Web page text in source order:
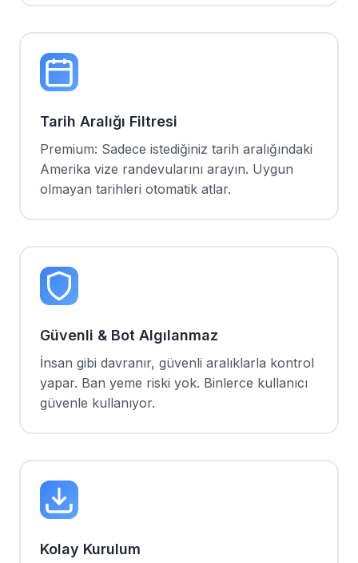
Tarih Aralığı Filtresi
Premium: Sadece istediğiniz tarih aralığındaki
Amerika vize randevularını arayın. Uygun
olmayan tarihleri otomatik atlar.
Güvenli & Bot Algılanmaz
İnsan gibi davranır, güvenli aralıklarla kontrol
yapar. Ban yeme riski yok. Binlerce kullanıcı
güvenle kullanıyor.
Kolay Kurulum